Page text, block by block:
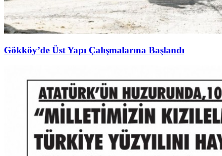
Gökköy’de Üst Yapı Çalışmalarına Başlandı